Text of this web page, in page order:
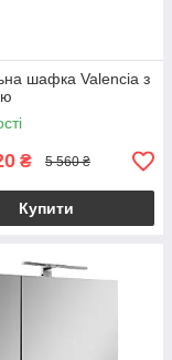
шафка Valencia з
₴ 5 560 ₴
Купити